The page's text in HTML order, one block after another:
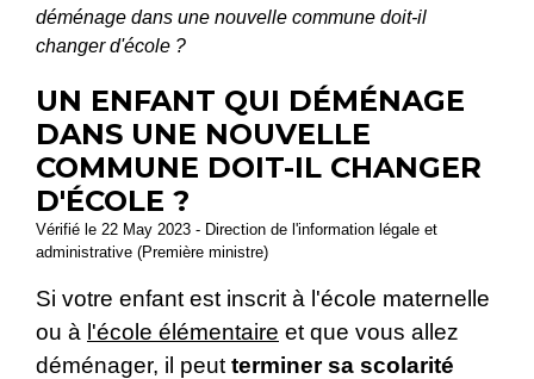
déménage dans une nouvelle commune doit-il
changer d'école ?
UN ENFANT QUI DÉMÉNAGE
DANS UNE NOUVELLE
COMMUNE DOIT-IL CHANGER
D'ÉCOLE ?
Vérifié le 22 May 2023 - Direction de l'information légale et
administrative (Première ministre)
Si votre enfant est inscrit à l'école maternelle
ou à l'école élémentaire et que vous allez
déménager, il peut terminer sa scolarité